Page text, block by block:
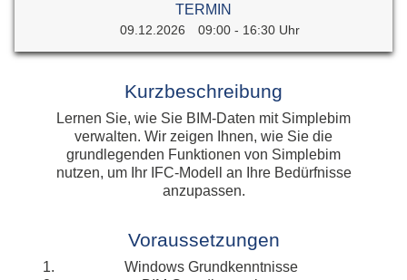
TERMIN
09.12.2026 09:00 - 16:30 Uhr
Kurzbeschreibung
Lernen Sie, wie Sie BIM-Daten mit Simplebim
verwalten. Wir zeigen Ihnen, wie Sie die
grundlegenden Funktionen von Simplebim
nutzen, um Ihr IFC-Modell an Ihre Bedürfnisse
anzupassen.
Voraussetzungen
Windows Grundkenntnisse